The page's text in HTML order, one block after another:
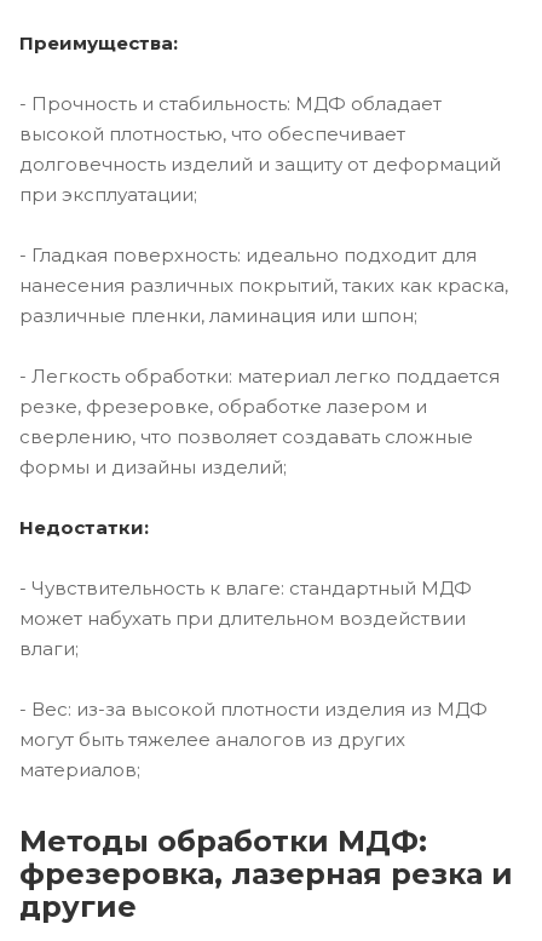
Преимущества:
- Прочность и стабильность: МДФ обладает
высокой плотностью, что обеспечивает
долговечность изделий и защиту от деформаций
при эксплуатации;
- Гладкая поверхность: идеально подходит для
нанесения различных покрытий, таких как краска,
различные пленки, ламинация или шпон;
- Легкость обработки: материал легко поддается
резке, фрезеровке, обработке лазером и
сверлению, что позволяет создавать сложные
формы и дизайны изделий;
Недостатки:
- Чувствительность к влаге: стандартный МДФ
может набухать при длительном воздействии
влаги;
- Вес: из-за высокой плотности изделия из МДФ
могут быть тяжелее аналогов из других
материалов;
Методы обработки МДФ:
фрезеровка, лазерная резка и
другие